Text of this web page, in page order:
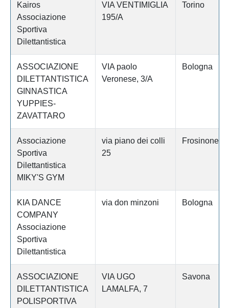
Kairos
Associazione
Sportiva
Dilettantistica
VIA VENTIMIGLIA
195/A
Torino
ASSOCIAZIONE
DILETTANTISTICA
GINNASTICA
YUPPIES-
ZAVATTARO
VIA paolo
Veronese, 3/A
Bologna
Associazione
Sportiva
Dilettantistica
MIKY'S GYM
via piano dei colli
25
Frosinone
KIA DANCE
COMPANY
Associazione
Sportiva
Dilettantistica
via don minzoni Bologna
ASSOCIAZIONE
DILETTANTISTICA
POLISPORTIVA
VIA UGO
LAMALFA, 7
Savona